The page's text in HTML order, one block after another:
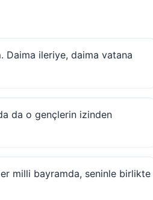
. Daima ileriye, daima vatana
da o gençlerin izinden
milli bayramda, seninle birlikte